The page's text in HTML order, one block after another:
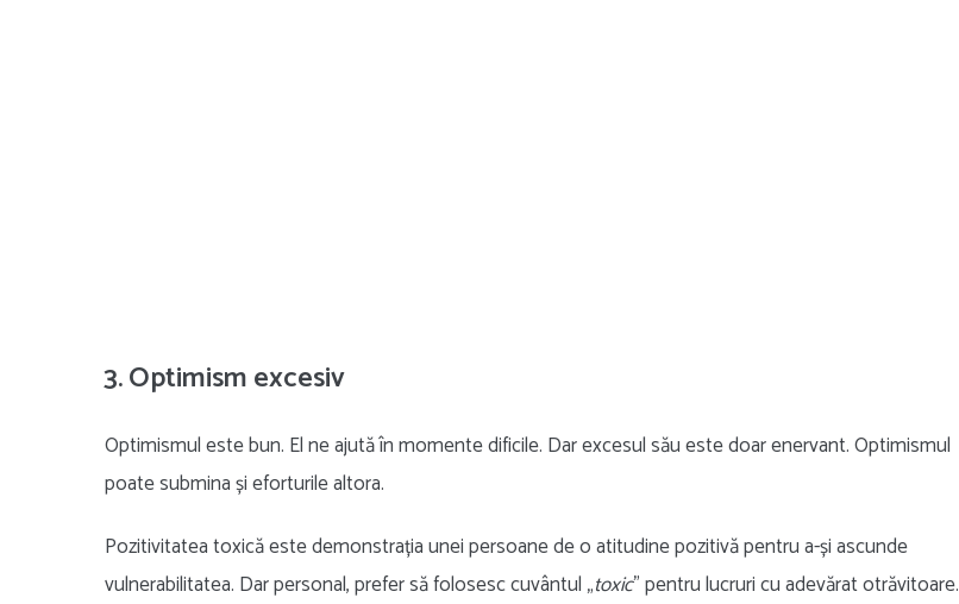
3. Optimism excesiv
Optimismul este bun. El ne ajută în momente dificile. Dar excesul său este doar enervant. Optimismul
poate submina și eforturile altora.
Pozitivitatea toxică este demonstrația unei persoane de o atitudine pozitivă pentru a-și ascunde
vulnerabilitatea. Dar personal, prefer să folosesc cuvântul „toxic” pentru lucruri cu adevărat otrăvitoare.